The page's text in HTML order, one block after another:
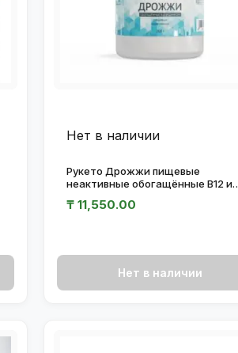
Нет в наличии
Рукето Дрожжи пищевые
неактивные обогащённые В12 и
₸ 11,550.00
Нет в наличии